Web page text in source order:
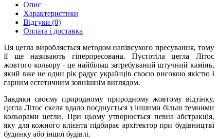
Опис
Характеристики
Відгуки (0)
Оплата і доставка
Ця цегла виробляється методом напівсухого пресування, тому
її ще називають гіперпресована. Пустотіла цегла Літос
жовтого кольору - це найбільш затребуваний штучний камінь,
який вже не один рік радує українців своєю високою якістю і
гарним естетичним зовнішнім виглядом.
Завдяки своєму природному природному жовтому відтінку,
цегла Літос скеля вдало поєднується з іншими більш темними
кольорами цегли. При цьому утворюється певна абстракція,
яку для кожного клієнта підбирає архітектор при будівництві
будинку або іншої будівлі.